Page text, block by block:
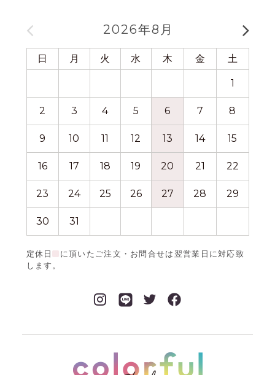
2026年8月
日 月 火 水 木 金 土
1
2 3 4 5 6 7 8
9 10 11 12 13 14 15
16 17 18 19 20 21 22
23 24 25 26 27 28 29
30 31
定休日
に頂いたご注文・お問合せは翌営業日に対応致
します。